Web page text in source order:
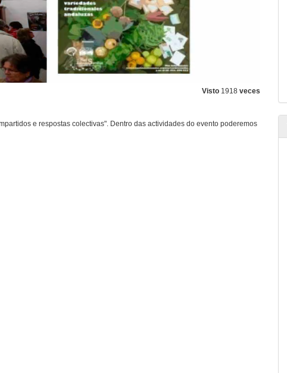
Visto 1918 veces
e respostas colectivas". Dentro das actividades do evento poderemos